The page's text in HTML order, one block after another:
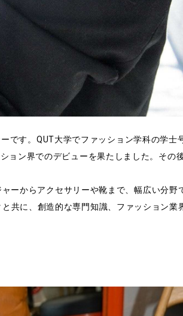
です。QUT大学でファッション学科の学士
ョン界でのデビューを果たしました。その
ーからアクセサリーや靴まで、幅広い分野
共に、創造的な専門知識、ファッション業